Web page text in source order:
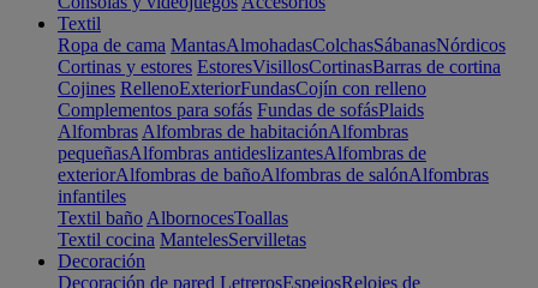
Textil
Ropa de cama MantasAlmohadasColchasSábanasNórdicos
Cortinas y estores EstoresVisillosCortinasBarras de cortina
Cojines RellenoExteriorFundasCojín con relleno
Complementos para sofás Fundas de sofásPlaids
Alfombras Alfombras de habitaciónAlfombras
pequeñasAlfombras antideslizantesAlfombras de
exteriorAlfombras de bañoAlfombras de salónAlfombras
infantiles
Textil baño AlbornocesToallas
Textil cocina MantelesServilletas
Decoración
Decoración de pared LetrerosEspejosRelojes de